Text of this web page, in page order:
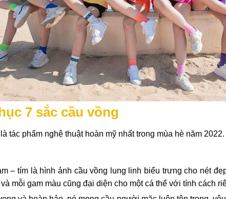
7 sắc cầu vồng
tác phẩm nghệ thuật hoàn mỹ nhất trong mùa hè năm 2022.
– tím là hình ảnh cầu vồng lung linh biểu trưng cho nét
mỗi gam màu cũng đại diện cho một cá thể với tính cách